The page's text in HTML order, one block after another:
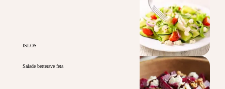
ISLOS
Salade betterave feta